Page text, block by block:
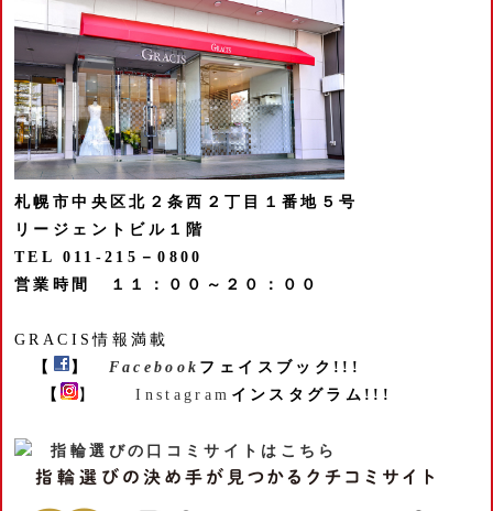
札幌市中央区北２条西２丁目１番地５号
リージェントビル１階
TEL 011-215－0800
営業時間 １１：００～２０：００
GRACIS情報満載
【
】 Facebook フェイスブック!!!
【
】Instagram インスタグラム!!!
指輪選びの口コミサイトはこちら